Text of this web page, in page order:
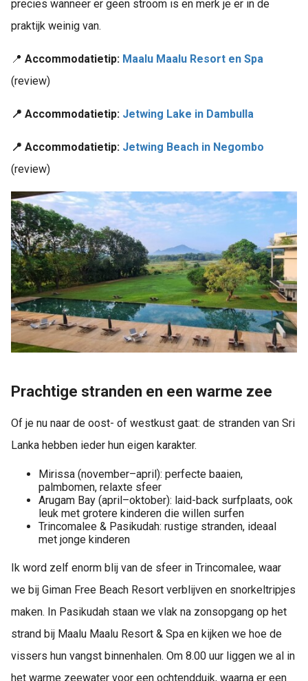
precies wanneer er geen stroom is en merk je er in de
praktijk weinig van.
📍 Accommodatietip: Maalu Maalu Resort en Spa
(review)
📍 Accommodatietip: Jetwing Lake in Dambulla
📍 Accommodatietip: Jetwing Beach in Negombo
(review)
Prachtige stranden en een warme zee
Of je nu naar de oost- of westkust gaat: de stranden van Sri
Lanka hebben ieder hun eigen karakter.
Mirissa (november–april): perfecte baaien,
palmbomen, relaxte sfeer
Arugam Bay (april–oktober): laid-back surfplaats, ook
leuk met grotere kinderen die willen surfen
Trincomalee & Pasikudah: rustige stranden, ideaal
met jonge kinderen
Ik word zelf enorm blij van de sfeer in Trincomalee, waar
we bij Giman Free Beach Resort verblijven en snorkeltripjes
maken. In Pasikudah staan we vlak na zonsopgang op het
strand bij Maalu Maalu Resort & Spa en kijken we hoe de
vissers hun vangst binnenhalen. Om 8.00 uur liggen we al in
het warme zeewater voor een ochtendduik, waarna er een